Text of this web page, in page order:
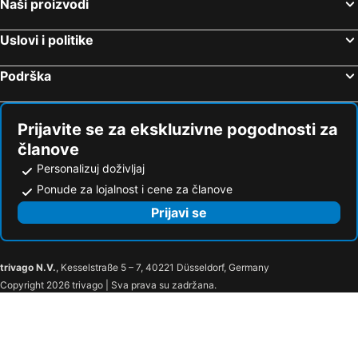
Hotel Rotondo
Katarina
Damianii Luxury Boutique Hotel & Spa
Slatine, spa hotels
Selca, spa hotels
Dicmo, spa hotels
Sinj, spa hotels
Naši proizvodi
Uslovi i politike
Podrška
Prijavite se za ekskluzivne pogodnosti za
članove
Personalizuj doživljaj
Ponude za lojalnost i cene za članove
Prijavi se
trivago N.V., Kesselstraße 5 – 7, 40221 Düsseldorf, Germany
Copyright 2026 trivago | Sva prava su zadržana.